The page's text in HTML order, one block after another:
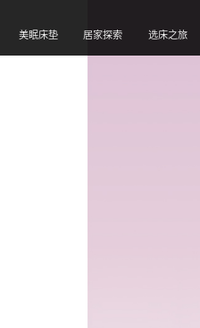
美眠床垫 居家探索 选床之旅